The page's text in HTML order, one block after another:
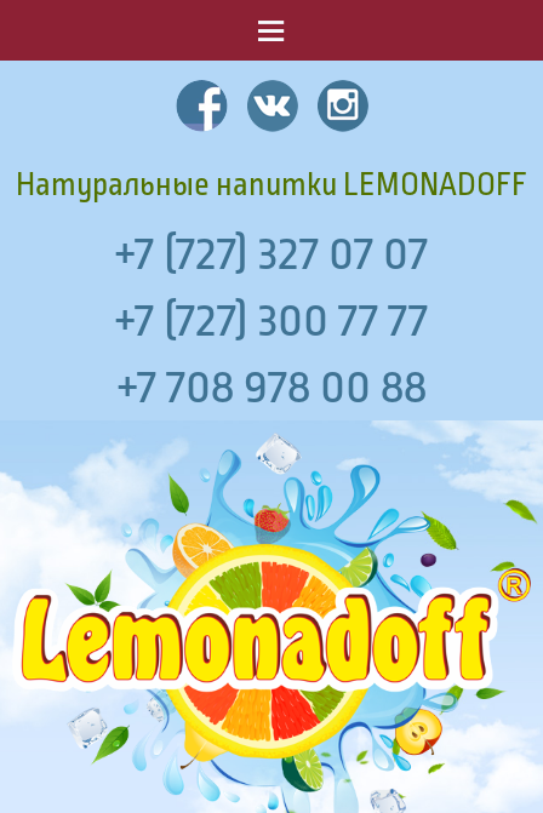
Натуральные напитки LEMONADOFF
+7 (727) 327 07 07
+7 (727) 300 77 77
+7 708 978 00 88